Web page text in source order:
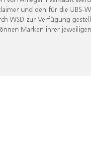
und den für die UBS-
zur Verfügung
Marken ihrer